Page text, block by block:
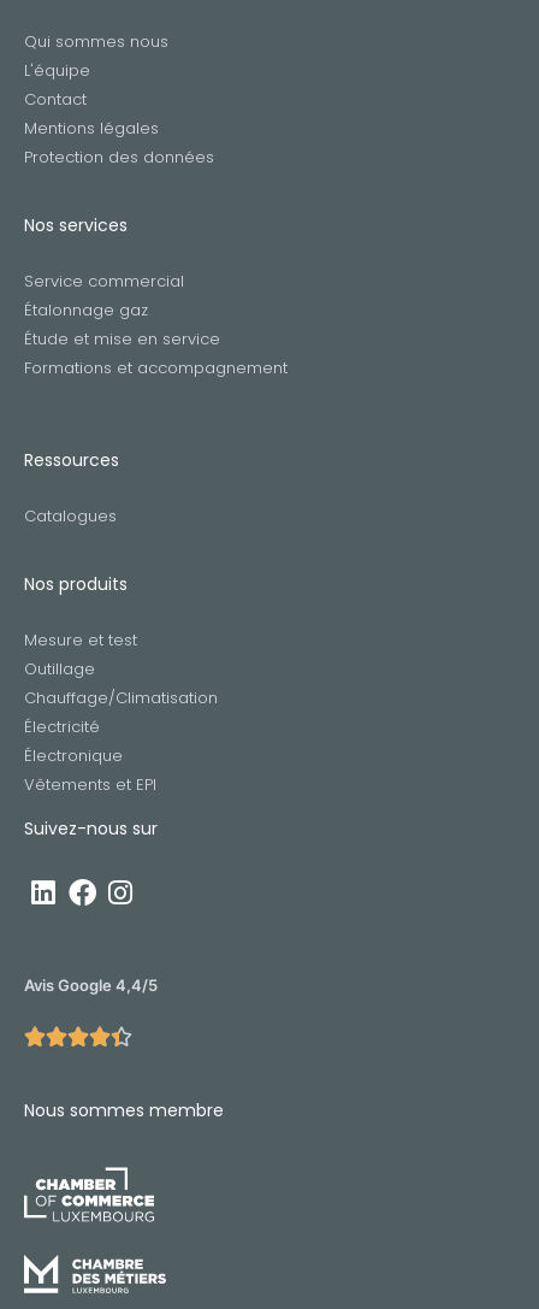
Qui sommes nous
L'équipe
Contact
Mentions légales
Protection des données
Nos services
Service commercial
Étalonnage gaz
Étude et mise en service
Formations et accompagnement
Ressources
Catalogues
Nos produits
Mesure et test
Outillage
Chauffage/Climatisation
Électricité
Électronique
Vêtements et EPI
Suivez-nous sur
Avis Google 4,4/5

Nous sommes membre